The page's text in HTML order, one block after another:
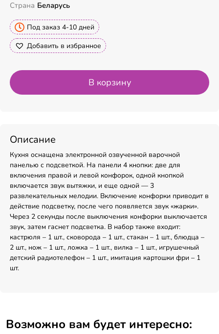
Страна Беларусь
Под заказ 4-10 дней
Добавить в избранное
В корзину
Описание
Кухня оснащена электронной озвученной варочной
панелью с подсветкой. На панели 4 кнопки: две для
включения правой и левой конфорок, одной кнопкой
включается звук вытяжки, и еще одной — 3
развлекательных мелодии. Включение конфорки приводит в
действие подсветку, после чего появляется звук «жарки».
Через 2 секунды после выключения конфорки выключается
звук, затем гаснет подсветка. В набор также входит:
кастрюля – 1 шт., сковорода – 1 шт., стакан – 1 шт., блюдца –
2 шт., нож – 1 шт., ложка – 1 шт., вилка – 1 шт., игрушечный
детский радиотелефон – 1 шт., имитация картошки фри – 1
шт.
Возможно вам будет интересно: